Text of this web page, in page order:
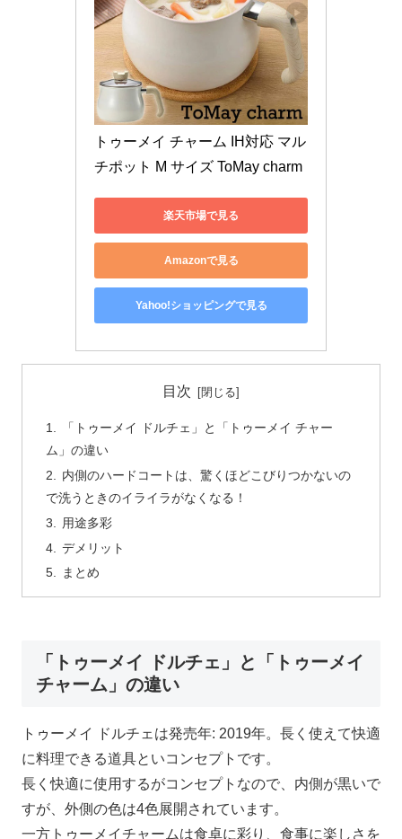
トゥーメイ チャーム IH対応 マル
チポット M サイズ ToMay charm
楽天市場で見る
Amazonで見る
Yahoo!ショッピングで見る
目次
「トゥーメイ ドルチェ」と「トゥーメイ チャー
ム」の違い
内側のハードコートは、驚くほどこびりつかないの
で洗うときのイライラがなくなる！
用途多彩
デメリット
まとめ
「トゥーメイ ドルチェ」と「トゥーメイ
チャーム」の違い
トゥーメイ ドルチェは発売年: 2019年。長く使えて快適
に料理できる道具といコンセプトです。
長く快適に使用するがコンセプトなので、内側が黒いで
すが、外側の色は4色展開されています。
一方トゥーメイチャームは食卓に彩り、食事に楽しさを